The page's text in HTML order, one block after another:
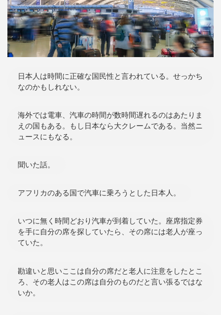
日本人は時間に正確な国民性と言われている。せっかち
なのかもしれない。
海外では電車、汽車の時間が数時間遅れるのはあたりま
えの国もある。もし日本なら大クレームである。当然ニ
ュースにもなる。
聞いた話。
アフリカのある国で汽車に乗ろうとした日本人。
いつに無く時間どおり汽車が到着していた。座席指定券
を手に自分の席を探していたら、その席には老人が座っ
ていた。
勘違いと思いここは自分の席だと老人に注意をしたとこ
ろ、その老人はこの席は自分のものだと言い張るではな
いか。